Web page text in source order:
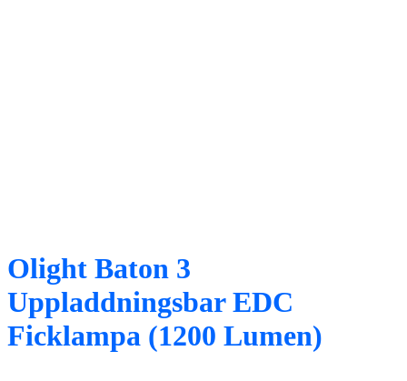
Olight Baton 3
Uppladdningsbar EDC
Ficklampa (1200 Lumen)